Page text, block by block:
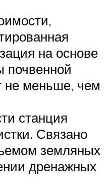
на основе
почвенной
не меньше, чем
станция
Связано
земляных
дренажных